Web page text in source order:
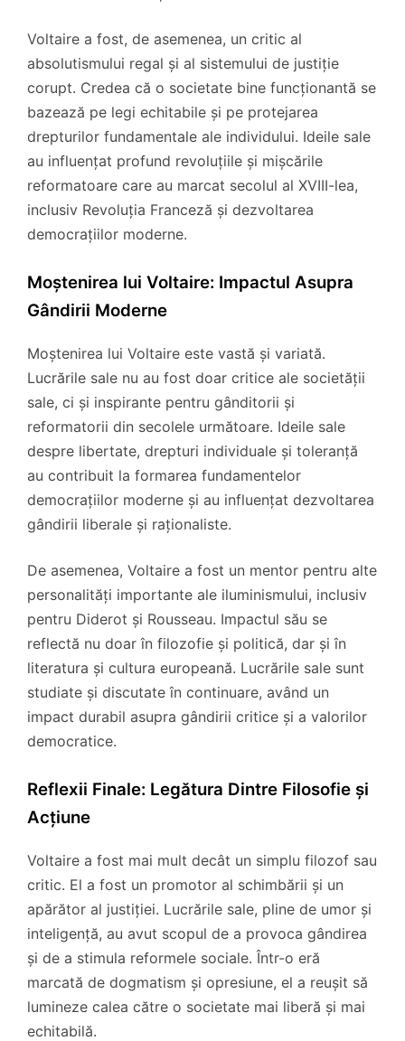
Voltaire a fost, de asemenea, un critic al
absolutismului regal și al sistemului de justiție
corupt. Credea că o societate bine funcționantă se
bazează pe legi echitabile și pe protejarea
drepturilor fundamentale ale individului. Ideile sale
au influențat profund revoluțiile și mișcările
reformatoare care au marcat secolul al XVIII-lea,
inclusiv Revoluția Franceză și dezvoltarea
democrațiilor moderne.
Moștenirea lui Voltaire: Impactul Asupra
Gândirii Moderne
Moștenirea lui Voltaire este vastă și variată.
Lucrările sale nu au fost doar critice ale societății
sale, ci și inspirante pentru gânditorii și
reformatorii din secolele următoare. Ideile sale
despre libertate, drepturi individuale și toleranță
au contribuit la formarea fundamentelor
democrațiilor moderne și au influențat dezvoltarea
gândirii liberale și raționaliste.
De asemenea, Voltaire a fost un mentor pentru alte
personalități importante ale iluminismului, inclusiv
pentru Diderot și Rousseau. Impactul său se
reflectă nu doar în filozofie și politică, dar și în
literatura și cultura europeană. Lucrările sale sunt
studiate și discutate în continuare, având un
impact durabil asupra gândirii critice și a valorilor
democratice.
Reflexii Finale: Legătura Dintre Filosofie și
Acțiune
Voltaire a fost mai mult decât un simplu filozof sau
critic. El a fost un promotor al schimbării și un
apărător al justiției. Lucrările sale, pline de umor și
inteligență, au avut scopul de a provoca gândirea
și de a stimula reformele sociale. Într-o eră
marcată de dogmatism și opresiune, el a reușit să
lumineze calea către o societate mai liberă și mai
echitabilă.